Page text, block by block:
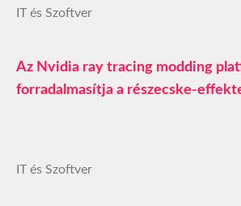
IT és Szoftver
Az Nvidia ray tracing modding
forradalmasítja a részecske-
IT és Szoftver